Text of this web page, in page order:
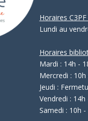
Horaires C3PF
Lundi au
Horaires
Mardi : 14h -
Mercredi : 10h
Jeudi :
Vendredi : 14h
Samedi : 10h -